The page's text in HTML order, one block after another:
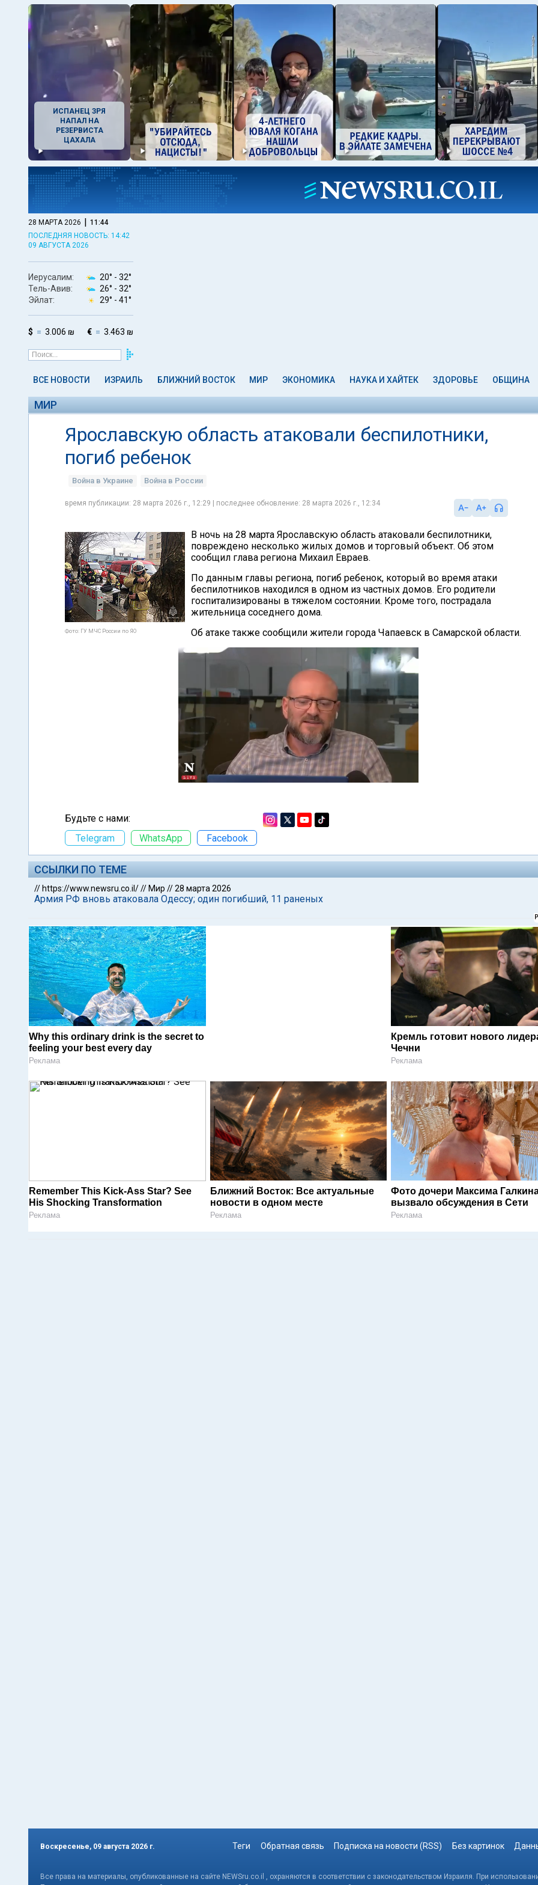
ИСПАНЕЦ ЗРЯ
НАПАЛ НА
РЕЗЕРВИСТА
ЦАХАЛА
28 МАРТА 2026 | 11:44
ПОСЛЕДНЯЯ НОВОСТЬ: 14:42
09 АВГУСТА 2026
Иерусалим: 20° - 32°
Тель-Авив:
26° - 32°
Эйлат:
29° - 41°
$ 3.006 ₪ € 3.463 ₪
ВСЕ НОВОСТИ ИЗРАИЛЬ БЛИЖНИЙ ВОСТОК МИР ЭКОНОМИКА НАУКА И ХАЙТЕК ЗДОРОВЬЕ ОБЩИНА
МИР
Ярославскую область атаковали беспилотники,
погиб ребенок
Война в Украине Война в России
время публикации: 28 марта 2026 г., 12:29 | последнее обновление: 28 марта 2026 г., 12:34
Фото: ГУ МЧС России по ЯО
В ночь на 28 марта Ярославскую область атаковали беспилотники,
повреждено несколько жилых домов и торговый объект. Об этом
сообщил глава региона Михаил Евраев.
По данным главы региона, погиб ребенок, который во время атаки
беспилотников находился в одном из частных домов. Его родители
госпитализированы в тяжелом состоянии. Кроме того, пострадала
жительница соседнего дома.
Об атаке также сообщили жители города Чапаевск в Самарской области.
Будьте с нами:
Telegram
WhatsApp Facebook
ССЫЛКИ ПО ТЕМЕ
// https://www.newsru.co.il/// Мир //28 марта 2026
Армия РФ вновь атаковала Одессу; один погибший, 11 раненых
Why this ordinary drink is the secret to
feeling your best every day
Реклама
Кремль готовит нового
Чечни
Реклама
Remember This Kick-Ass Star? See
His Shocking Transformation
Реклама
Ближний Восток: Все актуальные
новости в одном месте
Реклама
Фото дочери Максима
вызвало обсуждения в Сети
Реклама
Воскресенье, 09 августа 2026 г. Теги Обратная связь Подписка на новости (RSS) Без картинок
Все права на материалы, опубликованные на сайте NEWSru.co.il , охраняются в соответствии с законодательством Израиля. При